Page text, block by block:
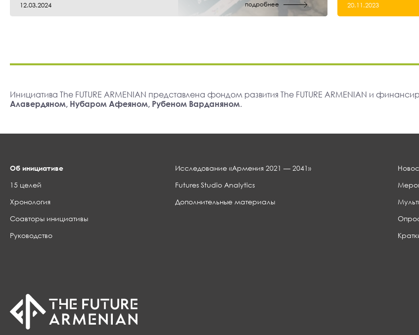
12.03.2024 подробнее 20.11.2023
Инициатива The FUTURE ARMENIAN представлена фондом развития The FUTURE ARMENIAN и
Алавердяном, Нубаром Афеяном, Рубеном Варданяном.
Об инициативе
15 целей
Хронология
Соавторы инициативы
Руководство
Исследование «Армения 2021 — 2041»
Futures Studio Analytics
Дополнительные материалы